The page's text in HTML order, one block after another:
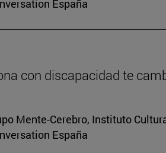
España
con discapacidad te
Mente-Cerebro, Instituto
España